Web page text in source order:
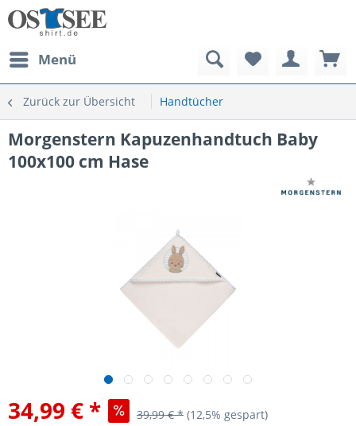
Menü
Zurück zur Übersicht Handtücher
Morgenstern Kapuzenhandtuch Baby
100x100 cm Hase
34,99 € * 39,99 € * (12,5% gespart)